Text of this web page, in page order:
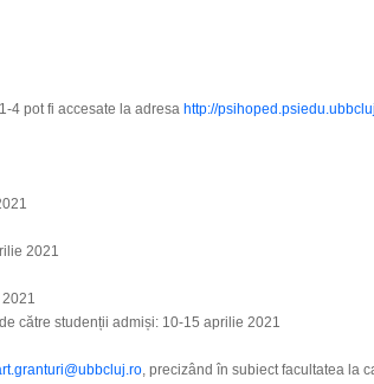
4 pot fi accesate la adresa http://
2021
către studenții admiși: 10-15 aprilie 2021
, precizând în subiect facultatea la